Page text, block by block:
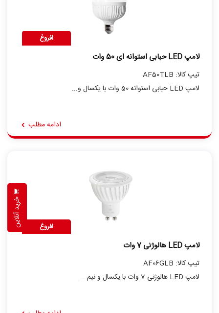
افروغ
لامپ LED حبابی استوانه ای 50 وات
تیپ کالا: AF50TLB
لامپ LED حبابی استوانه 50 وات با یکسال و...
ادامه مطلب
افروغ
لامپ LED هالوژنی 7 وات
تیپ کالا: AF06GLB
لامپ LED هالوژنی 7 وات با یکسال و نیم...
خرید آنلاین